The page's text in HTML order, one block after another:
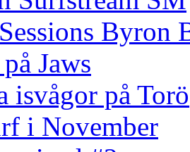
Byron
Jaws
isvågor på Torö
i November